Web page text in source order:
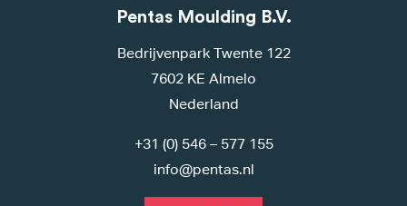
Pentas Moulding B.V.
Bedrijvenpark Twente 122
7602 KE Almelo
Nederland
+31 (0) 546 – 577 155
info@pentas.nl